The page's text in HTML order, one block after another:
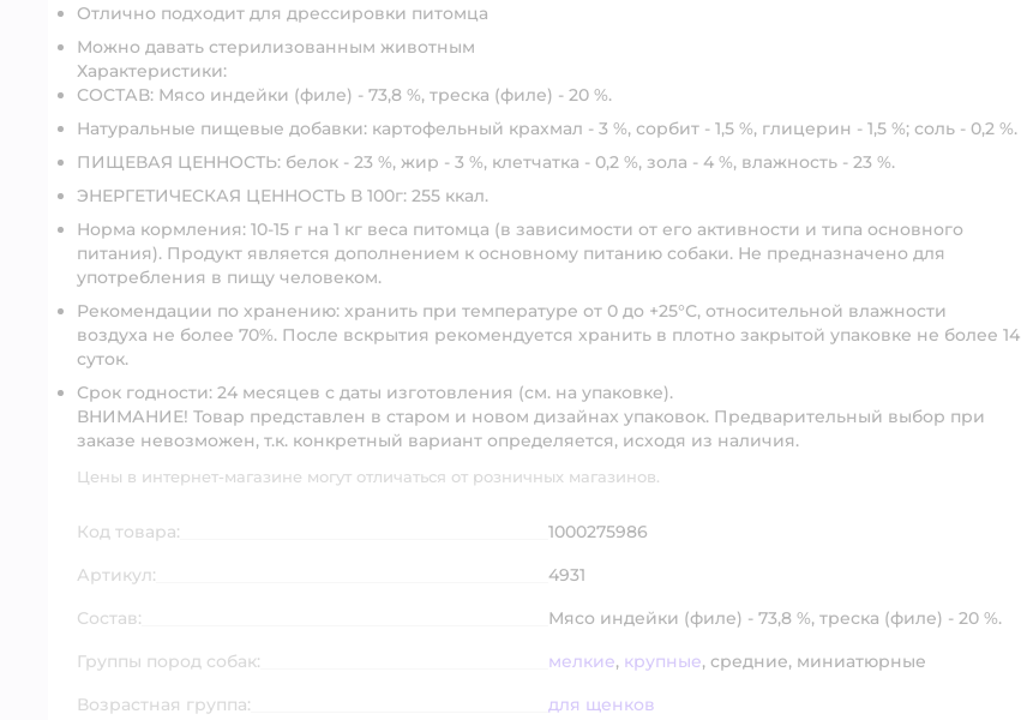
Отлично подходит для дрессировки питомца
Можно давать стерилизованным животным
Характеристики:
СОСТАВ: Мясо индейки (филе) - 73,8 %, треска (филе) - 20 %.
Натуральные пищевые добавки: картофельный крахмал - 3 %, сорбит - 1,5 %, глицерин - 1,5 %; соль - 0,2 %.
ПИЩЕВАЯ ЦЕННОСТЬ: белок - 23 %, жир - 3 %, клетчатка - 0,2 %, зола - 4 %, влажность - 23 %.
ЭНЕРГЕТИЧЕСКАЯ ЦЕННОСТЬ В 100г: 255 ккал.
Норма кормления: 10-15 г на 1 кг веса питомца (в зависимости от его активности и типа основного
питания). Продукт является дополнением к основному питанию собаки. Не предназначено для
употребления в пищу человеком.
Рекомендации по хранению: хранить при температуре от 0 до +25°С, относительной влажности
воздуха не более 70%. После вскрытия рекомендуется хранить в плотно закрытой упаковке не более 14
суток.
Срок годности: 24 месяцев с даты изготовления (см. на упаковке).
ВНИМАНИЕ! Товар представлен в старом и новом дизайнах упаковок. Предварительный выбор при
заказе невозможен, т.к. конкретный вариант определяется, исходя из наличия.
Цены в интернет-магазине могут отличаться от розничных магазинов.
Код товара:
1000275986
Артикул:
4931
Состав:
Мясо индейки (филе) - 73,8 %, треска (филе) - 20 %.
Группы пород собак:
мелкие, крупные, средние, миниатюрные
Возрастная группа:
для щенков